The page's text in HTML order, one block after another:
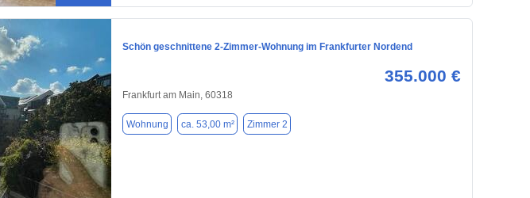
Schön geschnittene 2‑Zimmer‑Wohnung im Frankfurter Nordend
355.000 €
Frankfurt am Main, 60318
Wohnung ca. 53,00 m² Zimmer 2